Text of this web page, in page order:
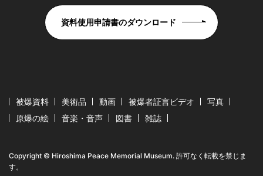
資料使用申請書のダウンロード
被爆資料 美術品 動画 被爆者証言ビデオ
写真
原爆の絵
音楽・音声 図書 雑誌
Copyright © Hiroshima Peace Memorial Museum. 許可なく転載を禁じま
す。